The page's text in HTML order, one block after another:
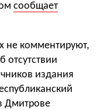
сообщает
не комментируют,
отсутствии
издания
Дмитрове